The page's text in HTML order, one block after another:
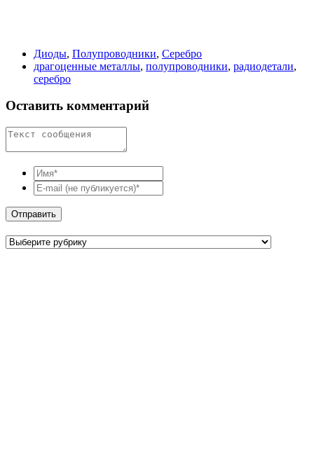
Диоды, Полупроводники, Серебро
драгоценные металлы, полупроводники, радиодетали,
серебро
Оставить комментарий